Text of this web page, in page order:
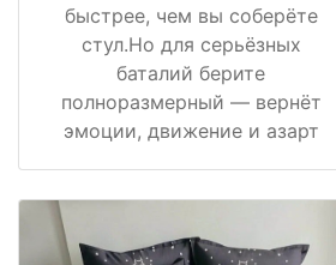
быстрее, чем вы соберёте
стул.Но для серьёзных
баталий берите
полноразмерный — вернёт
эмоции, движение и азарт